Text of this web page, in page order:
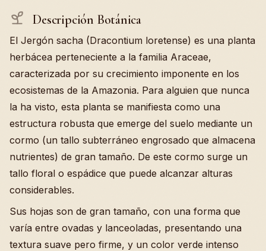
Descripción Botánica
El Jergón sacha (Dracontium loretense) es una planta
herbácea perteneciente a la familia Araceae,
caracterizada por su crecimiento imponente en los
ecosistemas de la Amazonia. Para alguien que nunca
la ha visto, esta planta se manifiesta como una
estructura robusta que emerge del suelo mediante un
cormo (un tallo subterráneo engrosado que almacena
nutrientes) de gran tamaño. De este cormo surge un
tallo floral o espádice que puede alcanzar alturas
considerables.
Sus hojas son de gran tamaño, con una forma que
varía entre ovadas y lanceoladas, presentando una
textura suave pero firme, y un color verde intenso